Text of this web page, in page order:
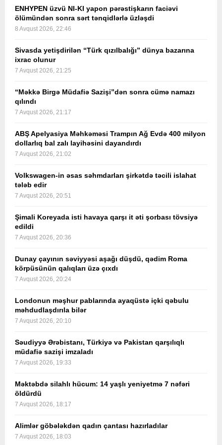
ENHYPEN üzvü NI-KI yapon pərəstişkarın faciəvi
ölümündən sonra sərt tənqidlərlə üzləşdi
8 Avqust 2026, 22:46
Sivasda yetişdirilən “Türk qızılbalığı” dünya bazarına
ixrac olunur
7 Avqust 2026, 21:25
“Məkkə Birgə Müdafiə Sazişi”dən sonra cümə namazı
qılındı
7 Avqust 2026, 21:17
ABŞ Apelyasiya Məhkəməsi Trampın Ağ Evdə 400 milyon
dollarlıq bal zalı layihəsini dayandırdı
7 Avqust 2026, 21:02
Volkswagen-in əsas səhmdarları şirkətdə təcili islahat
tələb edir
7 Avqust 2026, 20:51
Şimali Koreyada isti havaya qarşı it əti şorbası tövsiyə
edildi
7 Avqust 2026, 20:36
Dunay çayının səviyyəsi aşağı düşdü, qədim Roma
körpüsünün qalıqları üzə çıxdı
7 Avqust 2026, 20:24
Londonun məşhur pablarında ayaqüstə içki qəbulu
məhdudlaşdırıla bilər
7 Avqust 2026, 20:10
Səudiyyə Ərəbistanı, Türkiyə və Pakistan qarşılıqlı
müdafiə sazişi imzaladı
7 Avqust 2026, 19:33
Məktəbdə silahlı hücum: 14 yaşlı yeniyetmə 7 nəfəri
öldürdü
7 Avqust 2026, 18:17
Alimlər göbələkdən qadın çantası hazırladılar
7 Avqust 2026, 18:03